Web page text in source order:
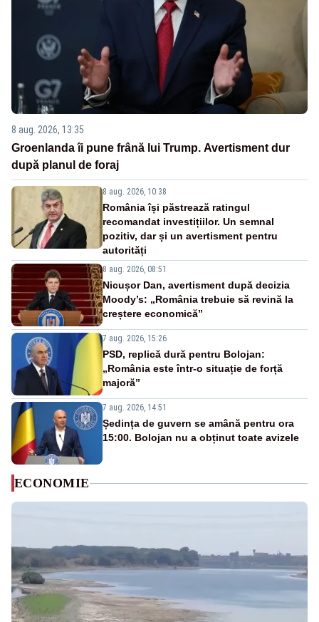
8 aug. 2026, 13:35
Groenlanda îi pune frână lui Trump. Avertisment dur
după planul de foraj
8 aug. 2026, 10:38
România își păstrează ratingul
recomandat investițiilor. Un semnal
pozitiv, dar și un avertisment pentru
autorități
8 aug. 2026, 08:51
Nicușor Dan, avertisment după decizia
Moody’s: „România trebuie să revină la
creștere economică”
7 aug. 2026, 15:26
PSD, replică dură pentru Bolojan:
„România este într-o situație de forță
majoră”
7 aug. 2026, 14:51
Ședința de guvern se amână pentru ora
15:00. Bolojan nu a obținut toate avizele
ECONOMIE